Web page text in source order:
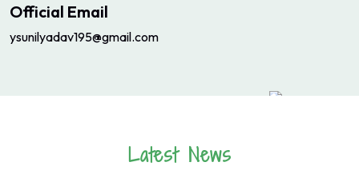
Official Email
ysunilyadav195@gmail.com
Latest News